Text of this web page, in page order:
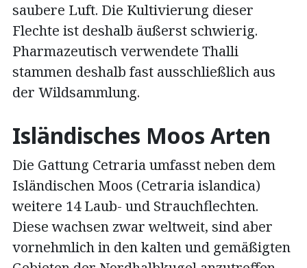
saubere Luft. Die Kultivierung dieser
Flechte ist deshalb äußerst schwierig.
Pharmazeutisch verwendete Thalli
stammen deshalb fast ausschließlich aus
der Wildsammlung.
Isländisches Moos Arten
Die Gattung Cetraria umfasst neben dem
Isländischen Moos (Cetraria islandica)
weitere 14 Laub- und Strauchflechten.
Diese wachsen zwar weltweit, sind aber
vornehmlich in den kalten und gemäßigten